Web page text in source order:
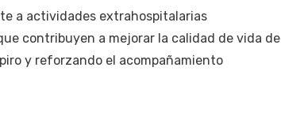
a actividades extrahospitalarias
contribuyen a mejorar la calidad de vida de
y reforzando el acompañamiento